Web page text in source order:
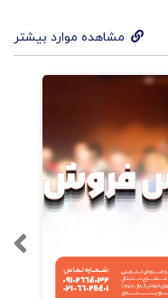
مشاهده موارد بیشتر